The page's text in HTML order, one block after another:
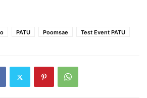
PATU Poomsae Test Event PATU